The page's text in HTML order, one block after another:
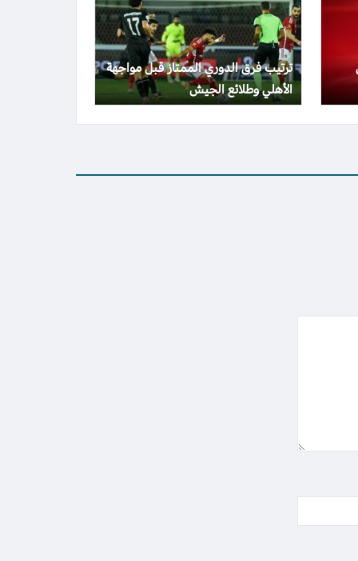
ترتيب فرق الدوري الممتاز قبل مواجهة
الأهلي وطلائع الجيش